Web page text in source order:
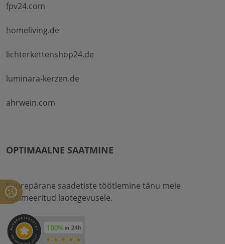
fpv24.com
homeliving.de
lichterkettenshop24.de
luminara-kerzen.de
ahrwein.com
OPTIMAALNE SAATMINE
Suurepärane saadetiste töötlemine tänu meie
optimeeritud laotegevusele.